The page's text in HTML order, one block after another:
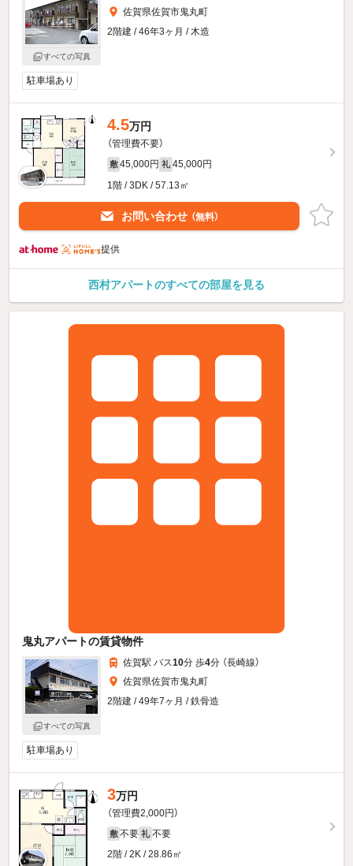
すべての写真
佐賀県佐賀市鬼丸町
2階建 / 46年3ヶ月 / 木造
駐車場あり
4.5万円
（管理費不要）
敷 45,000円 礼 45,000円
1階 / 3DK / 57.13㎡
お問い合わせ （無料）
提供
西村アパートのすべての部屋を見る
鬼丸アパートの賃貸物件
すべての写真
佐賀駅 バス10分 歩4分 （長崎線）
佐賀県佐賀市鬼丸町
2階建 / 49年7ヶ月 / 鉄骨造
駐車場あり
3万円
（管理費2,000円）
敷 不要 礼 不要
2階 / 2K / 28.86㎡